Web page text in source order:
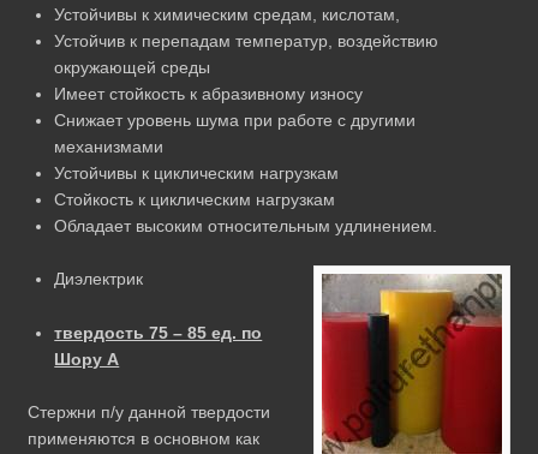
Устойчивы к химическим средам, кислотам,
Устойчив к перепадам температур, воздействию
окружающей среды
Имеет стойкость к абразивному износу
Снижает уровень шума при работе с другими
механизмами
Устойчивы к циклическим нагрузкам
Стойкость к циклическим нагрузкам
Обладает высоким относительным удлинением.
Диэлектрик
твердость 75 – 85 ед. по
Шору А
Стержни п/у данной твердости
применяются в основном как